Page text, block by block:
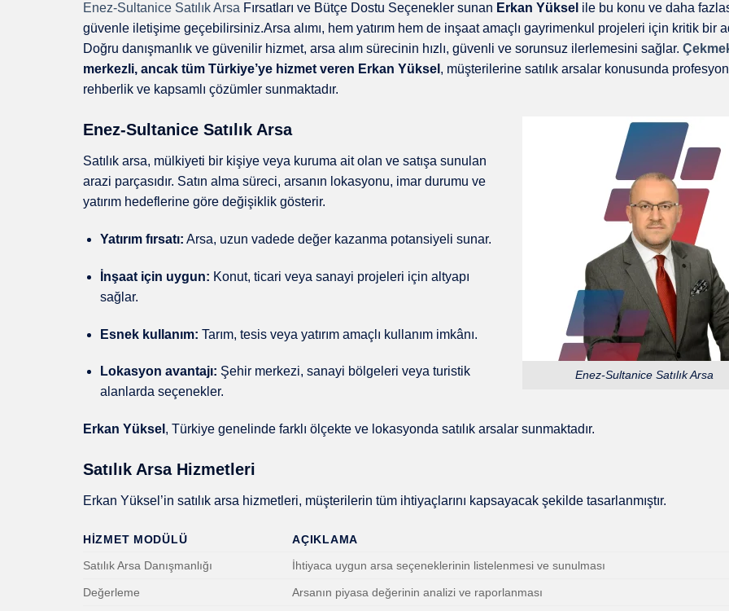
Enez-Sultanice Satılık Arsa Fırsatları ve Bütçe Dostu Seçenekler sunan Erkan Yüksel ile bu konu ve daha
güvenle iletişime geçebilirsiniz.Arsa alımı, hem yatırım hem de inşaat amaçlı gayrimenkul projeleri için kritik bir
Doğru danışmanlık ve güvenilir hizmet, arsa alım sürecinin hızlı, güvenli ve sorunsuz ilerlemesini sağlar.
merkezli, ancak tüm Türkiye’ye hizmet veren Erkan Yüksel , müşterilerine satılık arsalar konusunda
rehberlik ve kapsamlı çözümler sunmaktadır.
Enez-Sultanice Satılık Arsa
Enez-Sultanice Satılık Arsa
Satılık arsa, mülkiyeti bir kişiye veya kuruma ait olan ve satışa sunulan
arazi parçasıdır. Satın alma süreci, arsanın lokasyonu, imar durumu ve
yatırım hedeflerine göre değişiklik gösterir.
Yatırım fırsatı: Arsa, uzun vadede değer kazanma potansiyeli sunar.
İnşaat için uygun: Konut, ticari veya sanayi projeleri için altyapı
sağlar.
Esnek kullanım: Tarım, tesis veya yatırım amaçlı kullanım imkânı.
Lokasyon avantajı: Şehir merkezi, sanayi bölgeleri veya turistik
alanlarda seçenekler.
Erkan Yüksel , Türkiye genelinde farklı ölçekte ve lokasyonda satılık arsalar sunmaktadır.
Satılık Arsa Hizmetleri
Erkan Yüksel’in satılık arsa hizmetleri, müşterilerin tüm ihtiyaçlarını kapsayacak şekilde tasarlanmıştır.
HIZMET MODÜLÜ
AÇIKLAMA
Satılık Arsa Danışmanlığı
İhtiyaca uygun arsa seçeneklerinin listelenmesi ve sunulması
Değerleme Arsanın piyasa değerinin analizi ve raporlanması